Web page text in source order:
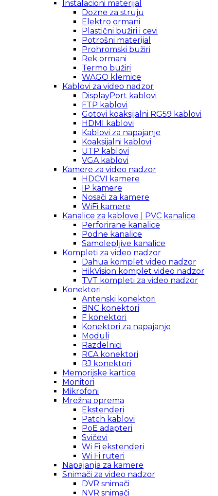
Instalacioni materijal
Dozne za struju
Elektro ormani
Plastični bužiri i cevi
Potrošni materijal
Prohromski bužiri
Rek ormani
Termo bužiri
WAGO klemice
Kablovi za video nadzor
DisplayPort kablovi
FTP kablovi
Gotovi koaksijalni RG59 kablovi
HDMI kablovi
Kablovi za napajanje
Koaksijalni kablovi
UTP kablovi
VGA kablovi
Kamere za video nadzor
HDCVI kamere
IP kamere
Nosači za kamere
WiFi kamere
Kanalice za kablove | PVC kanalice
Perforirane kanalice
Podne kanalice
Samolepljive kanalice
Kompleti za video nadzor
Dahua komplet video nadzor
HikVision komplet video nadzor
TVT kompleti za video nadzor
Konektori
Antenski konektori
BNC konektori
F konektori
Konektori za napajanje
Moduli
Razdelnici
RCA konektori
RJ konektori
Memorijske kartice
Monitori
Mikrofoni
Mrežna oprema
Ekstenderi
Patch kablovi
PoE adapteri
Svičevi
Wi Fi ekstenderi
Wi Fi ruteri
Napajanja za kamere
Snimači za video nadzor
DVR snimači
NVR snimači